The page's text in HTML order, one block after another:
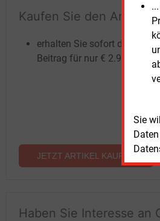
Sie
Kaufen Sie den Artikel
erhalten Sie sofort diesen
Beitrag für nur € 2.98
JETZT ARTIKEL KAUFEN
Haben Sie Interesse an